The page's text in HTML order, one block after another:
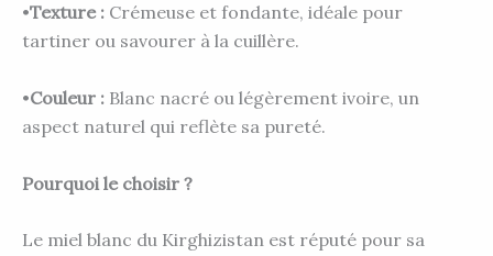
•Texture : Crémeuse et fondante, idéale pour
tartiner ou savourer à la cuillère.
•Couleur : Blanc nacré ou légèrement ivoire, un
aspect naturel qui reflète sa pureté.
Pourquoi le choisir ?
Le miel blanc du Kirghizistan est réputé pour sa